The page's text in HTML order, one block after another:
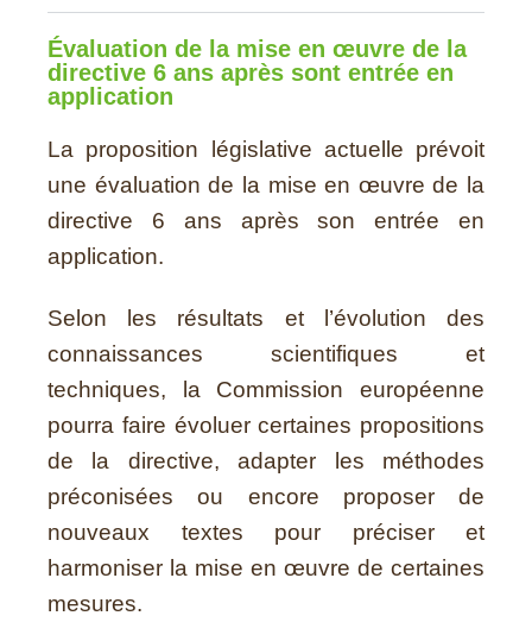
Évaluation de la mise en œuvre de la
directive 6 ans après sont entrée en
application
La proposition législative actuelle prévoit
une évaluation de la mise en œuvre de la
directive 6 ans après son entrée en
application.
Selon les résultats et l’évolution des
connaissances scientifiques et
techniques, la Commission européenne
pourra faire évoluer certaines propositions
de la directive, adapter les méthodes
préconisées ou encore proposer de
nouveaux textes pour préciser et
harmoniser la mise en œuvre de certaines
mesures.